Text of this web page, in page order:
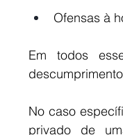
Ofensas à
Em todos
No caso
privado de